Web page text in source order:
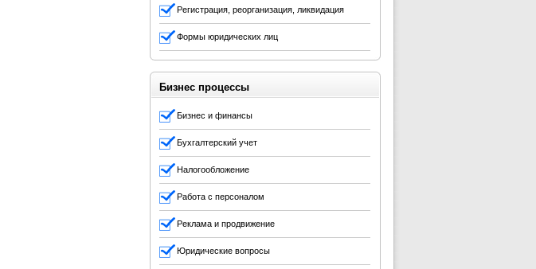
Регистрация, реорганизация, ликвидация
Формы юридических лиц
Бизнес процессы
Бизнес и финансы
Бухгалтерский учет
Налогообложение
Работа с персоналом
Реклама и продвижение
Юридические вопросы